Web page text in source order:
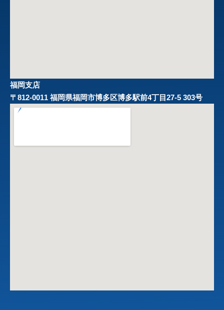
福岡支店
〒812-0011 福岡県福岡市博多区博多駅前4丁目27-5 303号